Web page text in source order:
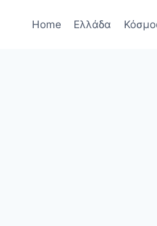
Home Ελλάδα